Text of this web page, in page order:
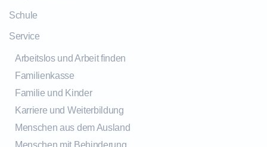
Schule
Service
Arbeitslos und Arbeit finden
Familienkasse
Familie und Kinder
Karriere und Weiterbildung
Menschen aus dem Ausland
Menschen mit Behinderung